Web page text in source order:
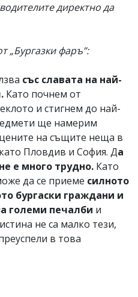
директно да
„Бургазки фаръ”:
със славата на най-
Като почнем от
и стигнем до най-
ще намерим
на същите неща в
Пловдив и София. Да
е много трудно. Като
да се приеме силното
бургаски граждани и
големи печалби и
не са малко тези,
в това